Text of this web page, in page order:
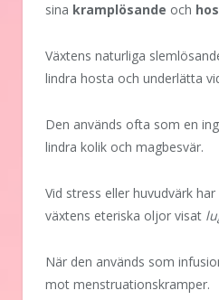
sina kramplösande och
Växtens naturliga
lindra hosta och underlätta
Den används ofta som en
lindra kolik och magbesvär.
Vid stress eller huvudvärk
växtens eteriska oljor visat
När den används som
mot menstruationskramper.